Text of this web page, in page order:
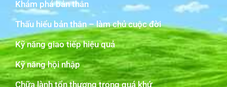
Khám phá bản thân
Thấu hiểu bản thân – làm chủ cuộc đời
Kỹ năng giao tiếp hiệu quả
Kỹ năng hội nhập
Chữa lành tổn thương trong quá khứ